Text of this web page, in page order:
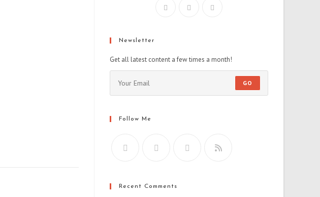
Newsletter
Get all latest content a few times a month!
GO
Follow Me
Recent Comments